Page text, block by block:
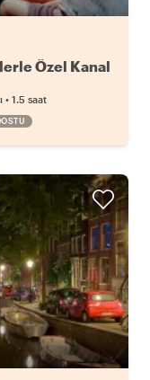
Özel Kanal
• 1.5 saat